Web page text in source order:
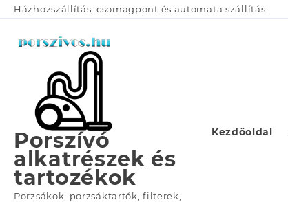
Skip
to
Házhozszállítás, csomagpont és automata szállítás.
Porszívó
alkatrészek és
tartozékok
Porzsákok, porzsáktartók, filterek,
Kezdőoldal